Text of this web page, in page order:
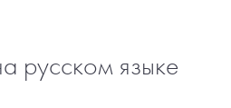
русском языке